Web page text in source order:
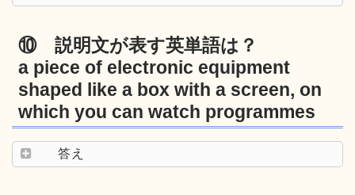
⑩ 説明文が表す英単語は？
a piece of electronic equipment
shaped like a box with a screen, on
which you can watch programmes
答え